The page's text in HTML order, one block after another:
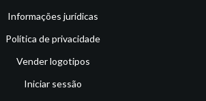
Informações jurídicas
Política de privacidade
Vender logotipos
Iniciar sessão